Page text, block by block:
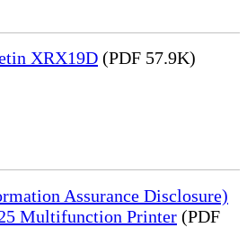
XRX19D (PDF 57.9K)
Assurance Disclosure)
Multifunction Printer (PDF